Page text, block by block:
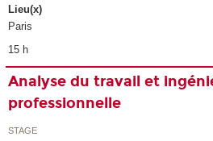
Lieu(x)
Paris
15 h
Analyse du travail et
professionnelle
STAGE